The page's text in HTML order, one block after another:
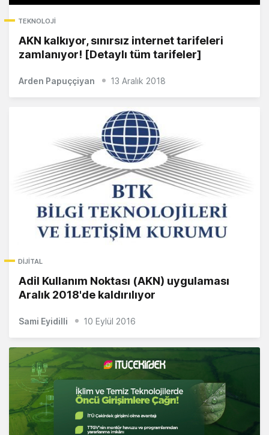
TEKNOLOJI
AKN kalkıyor, sınırsız internet tarifeleri
zamlanıyor! [Detaylı tüm tarifeler]
Arden Papuççiyan 13 Aralık 2018
DIJITAL
Adil Kullanım Noktası (AKN) uygulaması
Aralık 2018'de kaldırılıyor
Sami Eyidilli 10 Eylül 2016